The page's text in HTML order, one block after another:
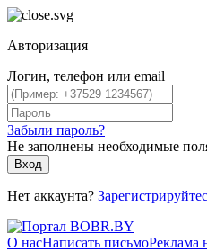
Авторизация
Логин, телефон или email
Забыли пароль?
Не заполнены необходимые
Вход
Нет аккаунта?
О насНаписать письмоРеклама